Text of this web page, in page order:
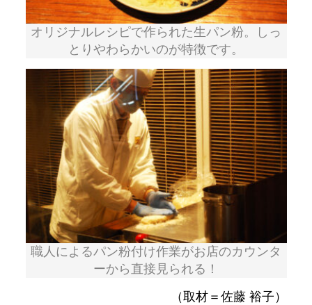
オリジナルレシピで作られた生パン粉。しっ
とりやわらかいのが特徴です。
職人によるパン粉付け作業がお店のカウンタ
ーから直接見られる！
（取材＝佐藤 裕子）